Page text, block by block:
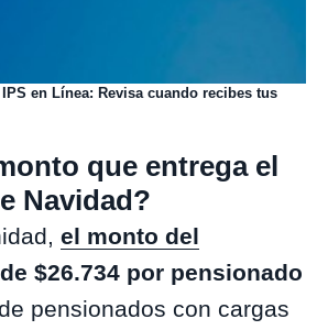
en Línea: Revisa cuando recibes tus
que entrega el
Navidad?
el monto del
$26.734 por pensionado
pensionados con cargas